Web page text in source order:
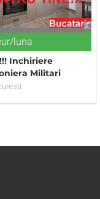
luna
Inchiriere
Militari
- Metrou Pacii